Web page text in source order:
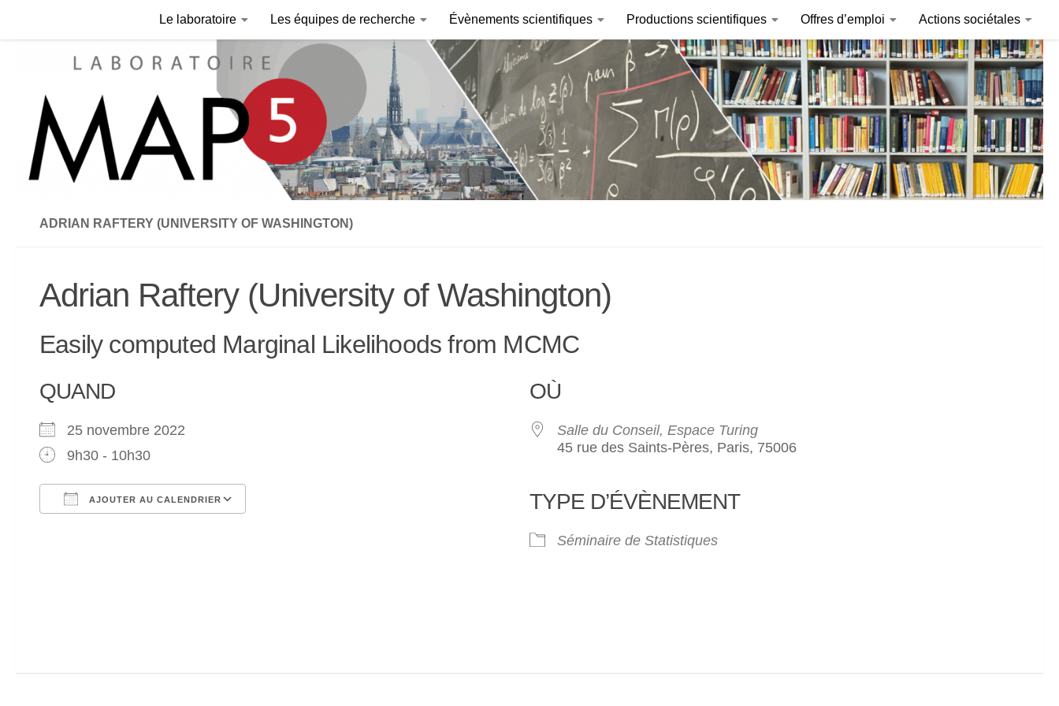
Le laboratoire Les équipes de recherche Évènements scientifiques Productions scientifiques Offres d’emploi Actions sociétales
Invitations internationales ComplexCité
ADRIAN RAFTERY (UNIVERSITY OF WASHINGTON)
Adrian Raftery (University of Washington)
Easily computed Marginal Likelihoods from MCMC
QUAND
25 novembre 2022
9h30 - 10h30
AJOUTER AU CALENDRIER
OÙ
Salle du Conseil, Espace Turing
45 rue des Saints-Pères, Paris, 75006
TYPE D’ÉVÈNEMENT
Séminaire de Statistiques